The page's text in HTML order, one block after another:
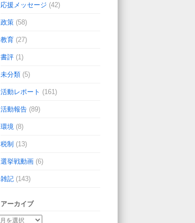
応援メッセージ (42)
政策 (58)
教育 (27)
書評 (1)
未分類 (5)
活動レポート (161)
活動報告 (89)
環境 (8)
税制 (13)
選挙戦動画 (6)
雑記 (143)
アーカイブ